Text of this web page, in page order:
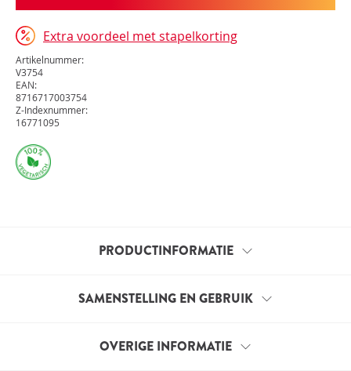
Extra voordeel met stapelkorting
Artikelnummer:
V3754
EAN:
8716717003754
Z-Indexnummer:
16771095
PRODUCTINFORMATIE
Een vrouwenlichaam is geen dag hetzelfde. Het
vrouwelijke hormonen. Vrouwenformule Pro is een
SAMENSTELLING EN GEBRUIK
Samenstelling per tablet:OVERIGE INFORMATIE